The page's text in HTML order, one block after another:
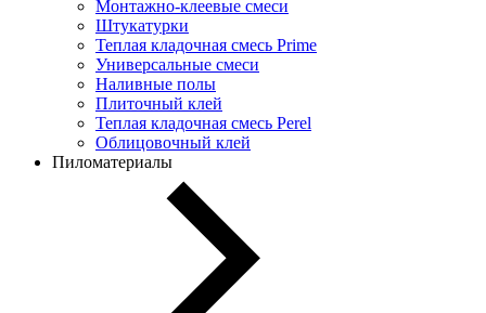
Монтажно-клеевые смеси
Штукатурки
Теплая кладочная смесь Prime
Универсальные смеси
Наливные полы
Плиточный клей
Теплая кладочная смесь Perel
Облицовочный клей
Пиломатериалы